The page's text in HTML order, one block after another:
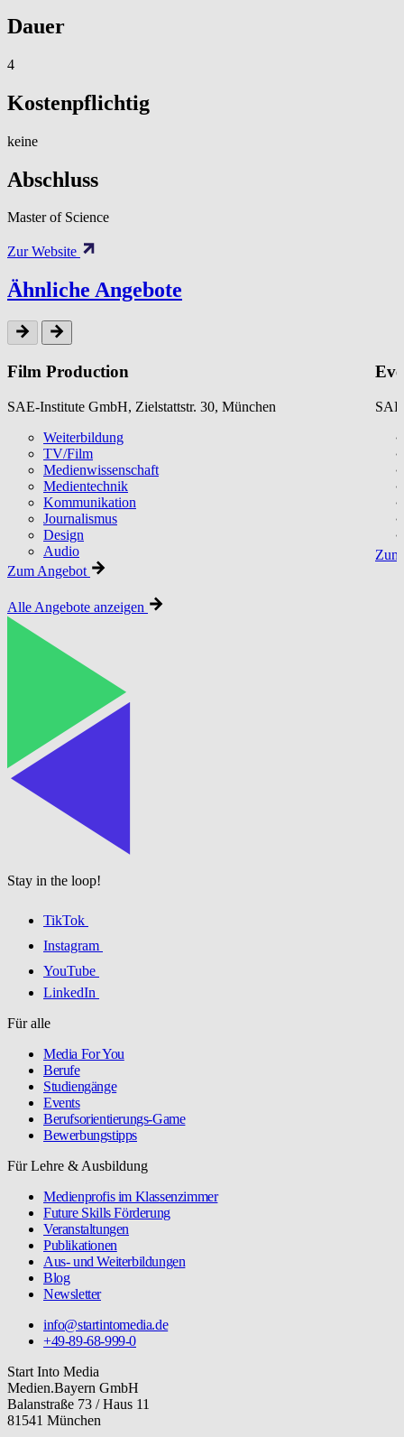
Dauer
4
Kostenpflichtig
keine
Abschluss
Master of Science
Zur Website
Ähnliche Angebote
Film Production
SAE-Institute GmbH, Zielstattstr. 30, München
Weiterbildung
TV/Film
Medienwissenschaft
Medientechnik
Kommunikation
Journalismus
Design
Audio
Zum Angebot
Alle Angebote anzeigen
Stay in the loop!
TikTok
Instagram
YouTube
LinkedIn
Für alle
Media For You
Berufe
Studiengänge
Events
Berufsorientierungs-Game
Bewerbungstipps
Für Lehre & Ausbildung
Medienprofis im Klassenzimmer
Future Skills Förderung
Veranstaltungen
Publikationen
Aus- und Weiterbildungen
Blog
Newsletter
info@startintomedia.de
+49-89-68-999-0
Start Into Media
Medien.Bayern GmbH
Balanstraße 73 / Haus 11
81541 München